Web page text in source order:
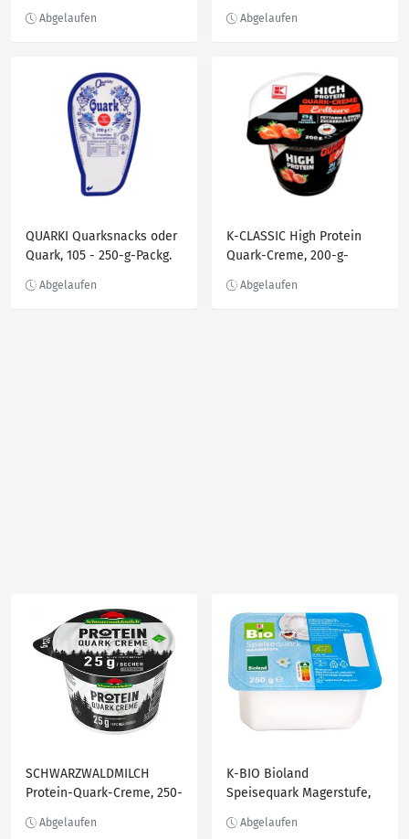
QUARKI Quarksnacks oder
Quark, 105 - 250-g-Packg.
K-CLASSIC High Protein
Quark-Creme, 200-g-
SCHWARZWALDMILCH
Protein-Quark-Creme, 250-
K-BIO Bioland
Speisequark Magerstufe,